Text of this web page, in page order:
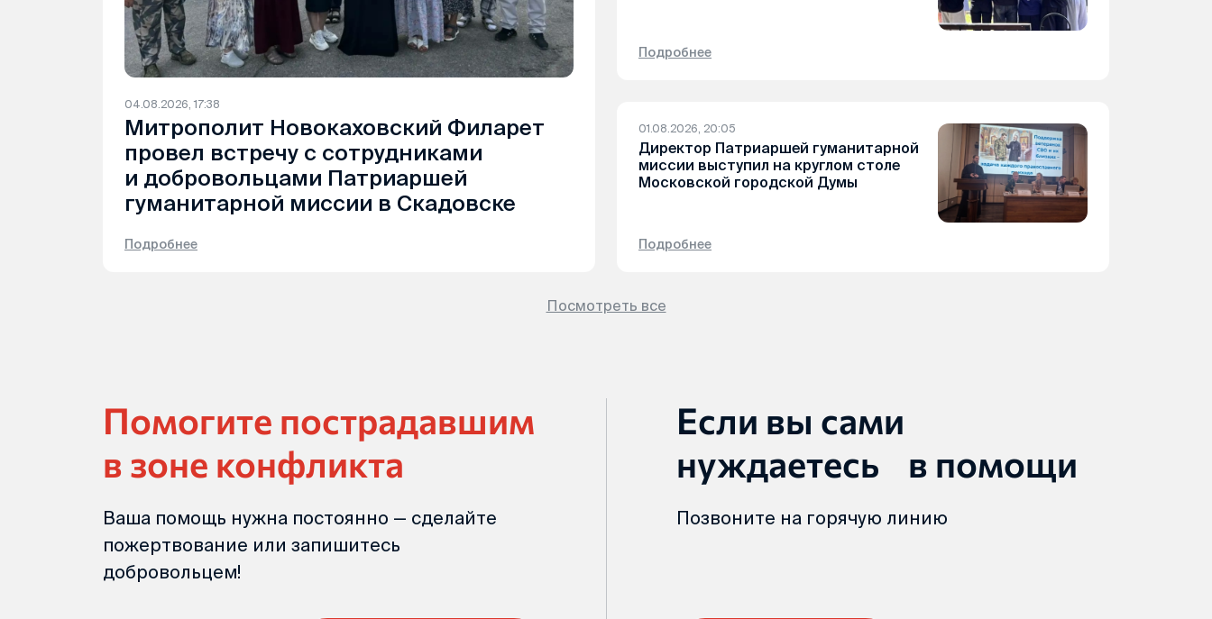
04.08.2026, 17:38
Митрополит Новокаховский Филарет
провел встречу с сотрудниками
и добровольцами Патриаршей
гуманитарной миссии в Скадовске
Подробнее
Подробнее
01.08.2026, 20:05
Директор Патриаршей гуманитарной
миссии выступил на круглом столе
Московской городской Думы
Подробнее
Посмотреть все
Помогите пострадавшим
в зоне конфликта
Ваша помощь нужна постоянно — сделайте
пожертвование или запишитесь
добровольцем!
Если вы сами
нуждаетесь в помощи
Позвоните на горячую линию